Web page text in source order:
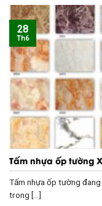
Tấm nhựa ốp tường
Tấm nhựa ốp tường
trong [...]
28
Th6